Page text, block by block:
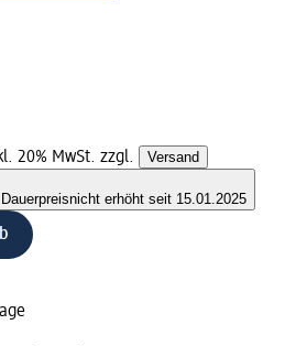
20% MwSt. zzgl. Versand
nicht erhöht seit 15.01.2025